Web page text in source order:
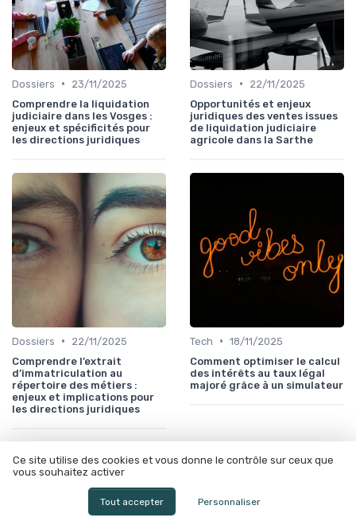
Dossiers •
23/11/2025
Comprendre la liquidation
judiciaire dans les Vosges :
enjeux et spécificités pour
les directions juridiques
Dossiers •
22/11/2025
Opportunités et enjeux
juridiques des ventes issues
de liquidation judiciaire
agricole dans la Sarthe
Dossiers •
22/11/2025
Comprendre l’extrait
d’immatriculation au
répertoire des métiers :
enjeux et implications pour
les directions juridiques
Tech • 18/11/2025
Comment optimiser le calcul
des intérêts au taux légal
majoré grâce à un simulateur
Ce site utilise des cookies et vous donne le contrôle sur ceux que
vous souhaitez activer
Tout accepter Personnaliser